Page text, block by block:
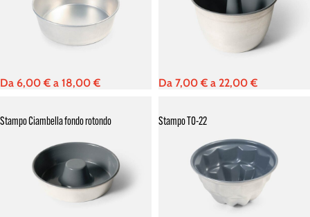
Da 6,00€ a 18,00€ Da 7,00€ a 22,00€
Stampo Ciambella fondo rotondo Stampo TO-22